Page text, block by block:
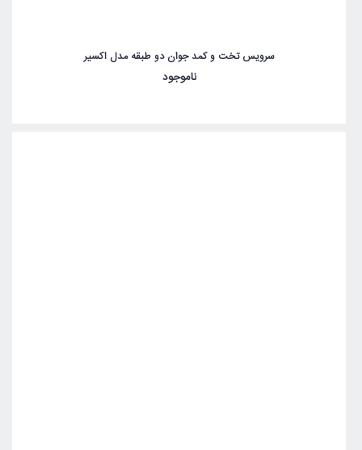
سرویس تخت و کمد جوان دو طبقه مدل اکسیر
ناموجود